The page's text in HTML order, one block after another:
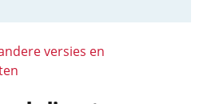
versies en